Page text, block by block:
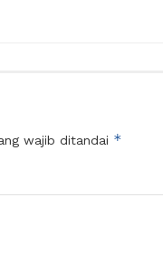
wajib ditandai *